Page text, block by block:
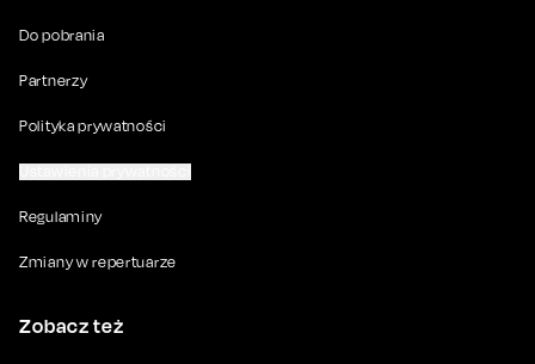
Do pobrania
Partnerzy
Polityka prywatności
Regulaminy
Zmiany w repertuarze
Zobacz też